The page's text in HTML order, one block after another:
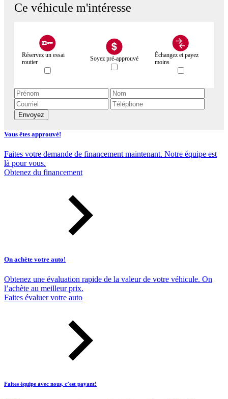
Ce véhicule m'intéresse
Réservez un essai
routier
Soyez pré-approuvé
Échangez et payez
moins
Envoyez
Vous êtes approuvé!
Faites votre demande de financement maintenant. Notre équipe est
là pour vous.
Obtenez du financement
On achète votre auto!
Obtenez une évaluation rapide de la valeur de votre véhicule. On
l’achète au meilleur prix.
Faites évaluer votre auto
Faites équipe avec nous, c’est payant!